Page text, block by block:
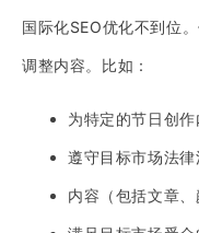
国际化SEO优化不到位
调整内容。比如：
为特定的节日创作
遵守目标市场法律
内容（包括文章